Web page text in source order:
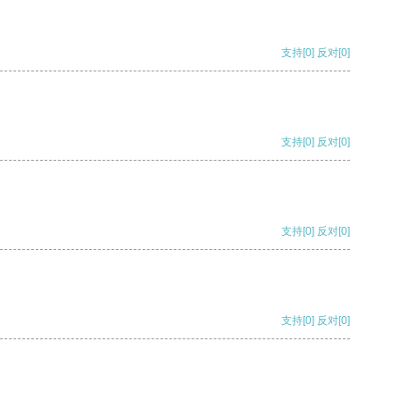
支持[0] 反对[0]
支持[0] 反对[0]
支持[0] 反对[0]
支持[0] 反对[0]